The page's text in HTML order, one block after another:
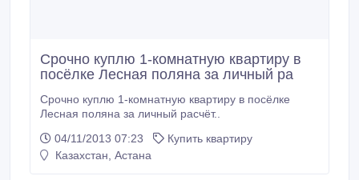
Срочно куплю 1-комнатную квартиру в
посёлке Лесная поляна за личный ра
Срочно куплю 1-комнатную квартиру в посёлке
Лесная поляна за личный расчёт..
04/11/2013 07:23
Купить квартиру
Казахстан, Астана